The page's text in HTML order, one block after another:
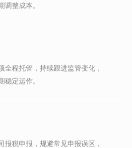
调整成本。
全程托管，持续跟进监管变化，
稳定运作。
报税申报，规避常见申报误区，